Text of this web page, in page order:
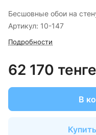
Бесшовные обои на
Артикул: 10-147
Подробности
62 170 тенге
В